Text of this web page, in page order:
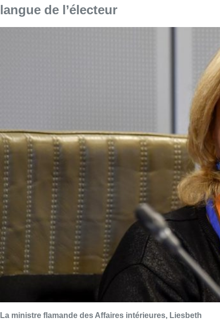
langue de l’électeur
La ministre flamande des Affaires intérieures, Liesbeth